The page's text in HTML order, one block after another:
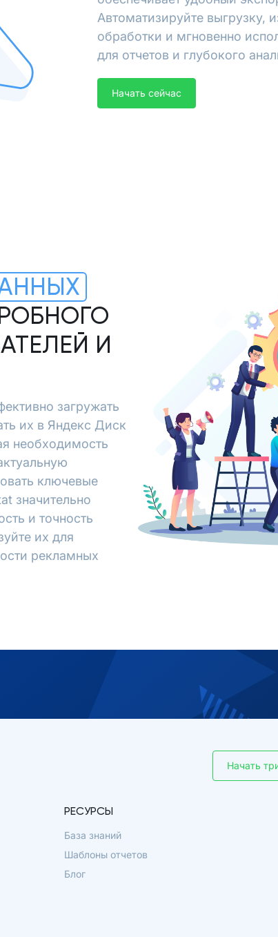
Автоматизируйте выгрузку,
обработки и мгновенно
для отчетов и глубокого
Начать сейчас
И
загружать
их в Яндекс Диск
необходимость
ключевые
значительно
и точность
их для
рекламных
Начать
РЕСУРСЫ
База знаний
Шаблоны отчетов
Блог